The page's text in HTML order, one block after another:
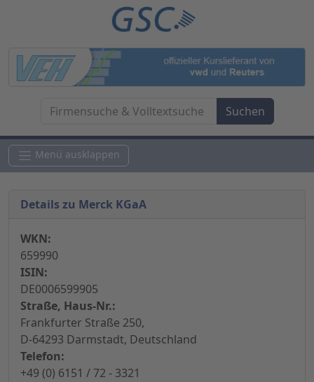
Menü ausklappen
Details zu Merck KGaA
WKN:
659990
ISIN:
DE0006599905
Straße, Haus-Nr.:
Frankfurter Straße 250,
D-64293 Darmstadt, Deutschland
Telefon:
+49 (0) 6151 / 72 - 3321